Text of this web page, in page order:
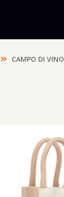
 CAMPO DI VINO